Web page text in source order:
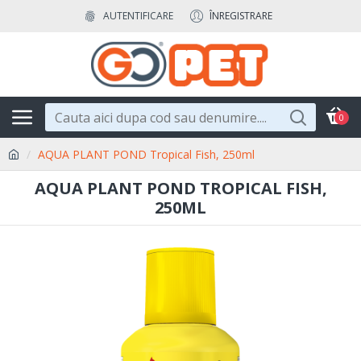
AUTENTIFICARE ÎNREGISTRARE
0
AQUA PLANT POND Tropical Fish, 250ml
AQUA PLANT POND TROPICAL FISH,
250ML